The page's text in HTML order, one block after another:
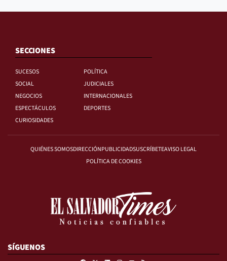
SECCIONES
SUCESOS
POLÍTICA
SOCIAL
JUDICIALES
NEGOCIOS
INTERNACIONALES
ESPECTÁCULOS
DEPORTES
CURIOSIDADES
QUIÉNES SOMOSDIRECCIÓNPUBLICIDADSUSCRÍBETEAVISO LEGAL
POLÍTICA DE COOKIES
SÍGUENOS